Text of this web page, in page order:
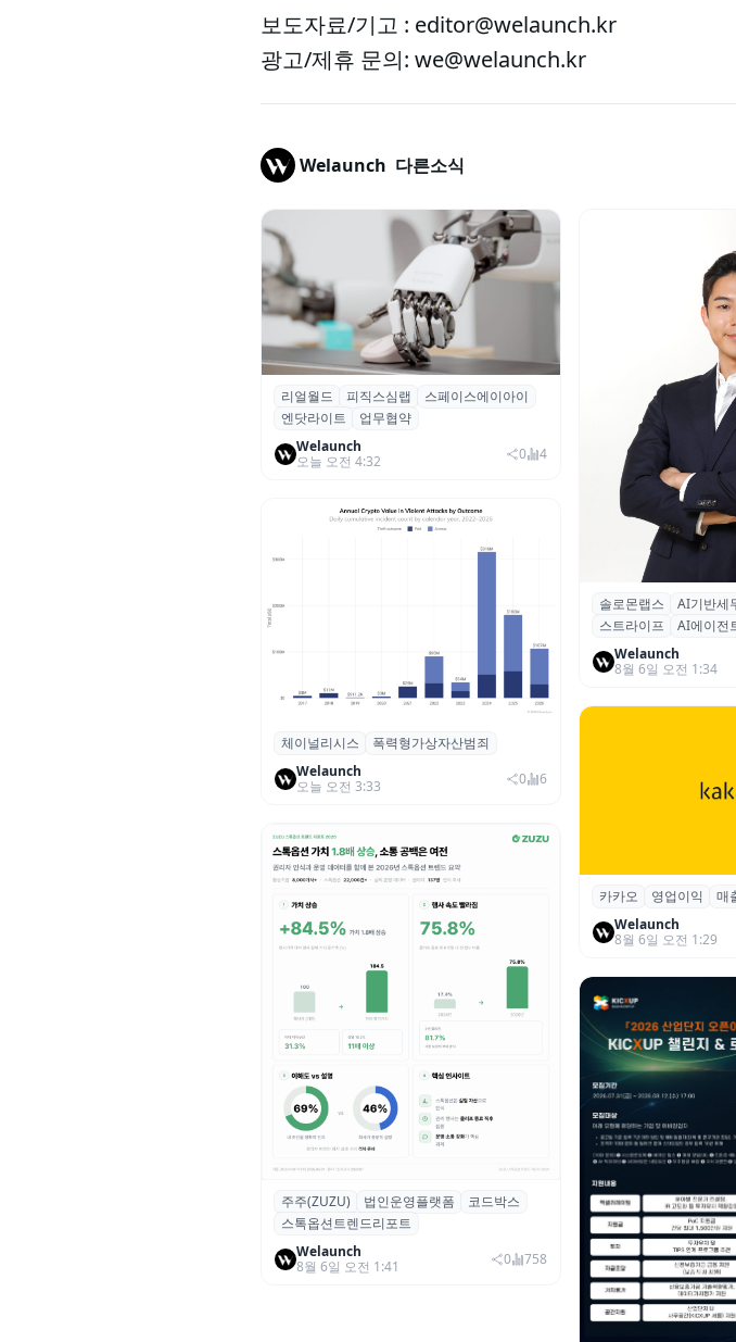
보도자료/기고 : editor@welaunch.kr
광고/제휴 문의: we@welaunch.kr
Welaunch 다른소식
리얼월드, 로봇테크 스타트업 3곳과 손
잡고 휴머노이드 표준 만든다
리얼월드 피직스심랩
스페이스에이아이
엔닷라이트
업무협약
Welaunch
오늘 오전 4:32
0 4
체이널리시스 “가상자산 보유자 대상 폭
력 범죄 증가…상반기 탈취액 3000만 달
러 돌파
체이널리시스
폭력형가상자산범죄
Welaunch
오늘 오전 3:33
0 6
스톡옵션 취소율 2년 만에
18.2%→31.3%…권리 발생 즉시 행사 비
중도 급증
주주(ZUZU) 법인운영플랫폼
코드박스
스톡옵션트렌드리포트
Welaunch
8월 6일 오전 1:41
0 758
솔로몬랩스, 스트라
입…절세 전략 AI 에
솔로몬랩스
AI기반세
스트라이프
AI에이전
Welaunch
8월 6일 오전 1:34
카카오, 2026년 2분
업이익 2770억…역대
카카오 영업이익
매
Welaunch
8월 6일 오전 1:29